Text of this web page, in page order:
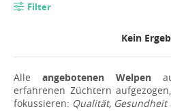
Filter
Kein
Alle angebotenen Welpen
erfahrenen Züchtern
fokussieren: Qualität,